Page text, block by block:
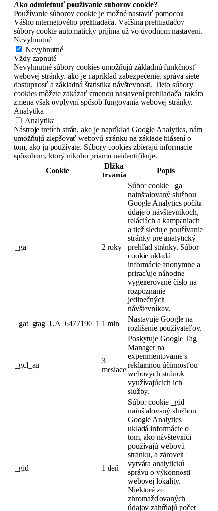
Ako odmietnuť používanie súborov cookie?
Používanie súborov cookie je možné nastaviť pomocou
Vášho internetového prehliadača. Väčšina prehliadačov
súbory cookie automaticky prijíma už vo úvodnom nastavení.
Nevyhnutné
Nevyhnutné
Vždy zapnuté
Nevyhnutné súbory cookies umožňujú základnú funkčnosť
webovej stránky, ako je napríklad zabezpečenie, správa siete,
dostupnosť a základná štatistika návštevnosti. Tieto súbory
cookies môžete zakázať zmenou nastavení prehliadača, takáto
zmena však ovplyvní spôsob fungovania webovej stránky.
Analytika
Analytika
Nástroje tretích strán, ako je napríklad Google Analytics, nám
umožňujú zlepšovať webovú stránku na základe hlásení o
tom, ako ju používate. Súbory cookies zbierajú informácie
spôsobom, ktorý nikoho priamo neidentifikuje.
Cookie
Dĺžka
trvania
Popis
_ga 2 roky
Súbor cookie _ga
nainštalovaný službou
Google Analytics počíta
údaje o návštevníkoch,
reláciách a kampaniach
a tiež sleduje používanie
stránky pre analytický
prehľad stránky. Súbor
cookie ukladá
informácie anonymne a
priraďuje náhodne
vygenerované číslo na
rozpoznanie
jedinečných
návštevníkov.
_gat_gtag_UA_6477190_1 1 min
Nastavuje Google na
rozlíšenie používateľov.
_gcl_au
3
mesiace
Poskytuje Google Tag
Manager na
experimentovanie s
reklamnou účinnosťou
webových stránok
využívajúcich ich
služby.
_gid 1 deň
Súbor cookie _gid
nainštalovaný službou
Google Analytics
ukladá informácie o
tom, ako návštevníci
používajú webovú
stránku, a zároveň
vytvára analytickú
správu o výkonnosti
webovej lokality.
Niektoré zo
zhromažďovaných
údajov zahŕňajú počet